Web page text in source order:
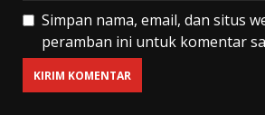
Simpan nama, email, dan situs
peramban ini untuk komentar